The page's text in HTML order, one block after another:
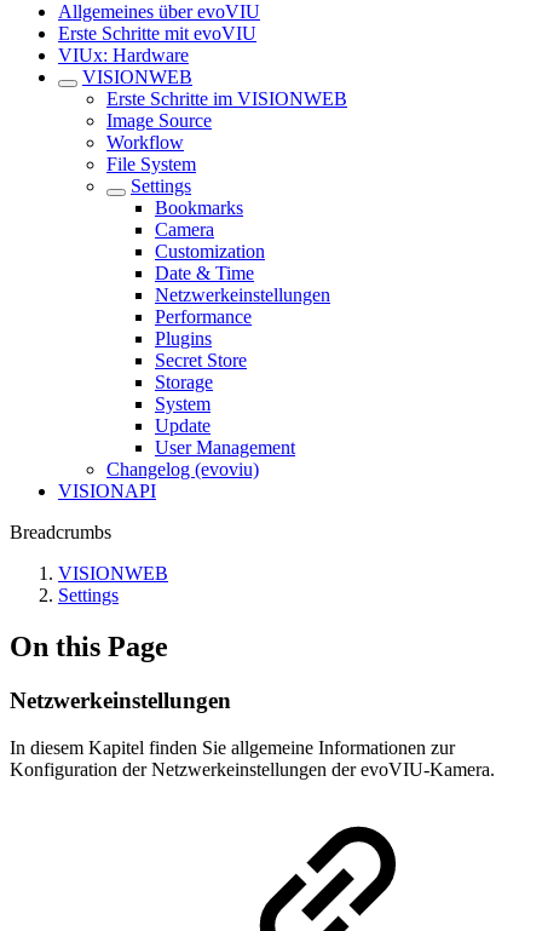
Allgemeines über evoVIU
Erste Schritte mit evoVIU
VIUx: Hardware
VISIONWEB
Erste Schritte im VISIONWEB
Image Source
Workflow
File System
Settings
Bookmarks
Camera
Customization
Date & Time
Netzwerkeinstellungen
Performance
Plugins
Secret Store
Storage
System
Update
User Management
Changelog (evoviu)
VISIONAPI
Breadcrumbs
VISIONWEB
Settings
On this Page
Netzwerkeinstellungen
In diesem Kapitel finden Sie allgemeine Informationen zur
Konfiguration der Netzwerkeinstellungen der evoVIU-Kamera.